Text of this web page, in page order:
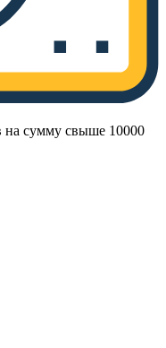
на сумму свыше 10000